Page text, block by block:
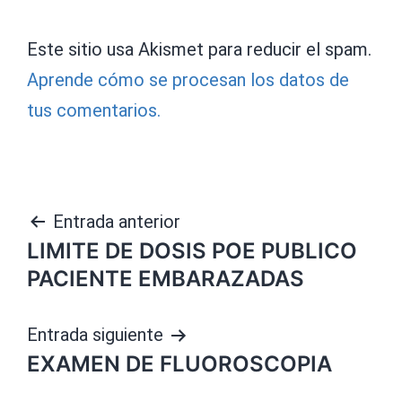
Este sitio usa Akismet para reducir el spam.
Aprende cómo se procesan los datos de
tus comentarios.
Navegación
de
Entrada anterior
LIMITE DE DOSIS POE PUBLICO
PACIENTE EMBARAZADAS
Entrada siguiente
EXAMEN DE FLUOROSCOPIA